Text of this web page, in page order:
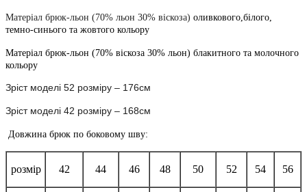
Матеріал брюк-льон (70% льон 30% віскоза) оливкового,білого,
темно-синього та жовтого кольору
Матеріал брюк-льон (70% віскоза 30% льон) блакитного та молочного
кольору
Зріст моделі 52 розміру – 176см
Зріст моделі 42 розміру – 168см
Довжина брюк по боковому шву:
розмір 42 44 46 48 50 52 54 56